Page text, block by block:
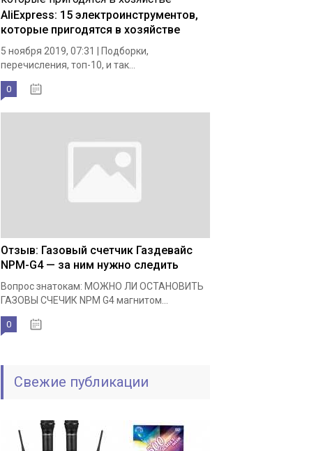
AliExpress: 15 электроинструментов,
которые пригодятся в хозяйстве
5 ноября 2019, 07:31 | Подборки,
перечисления, топ-10, и так...
0
Отзыв: Газовый счетчик Газдевайс
NPM-G4 — за ним нужно следить
Вопрос знатокам: МОЖНО ЛИ ОСТАНОВИТЬ
ГАЗОВЫ СЧЕЧИК NPM G4 магнитом...
0
Свежие публикации